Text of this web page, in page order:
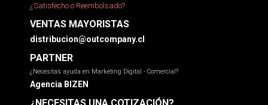
¿Satisfecho o Reembolsado?
VENTAS MAYORISTAS
distribucion@outcompany.cl
PARTNER
¿Necesitas ayuda en Marketing Digital - Comercial?
Agencia BIZEN